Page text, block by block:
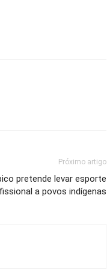
Próximo artigo
pretende levar esporte
a povos indígenas